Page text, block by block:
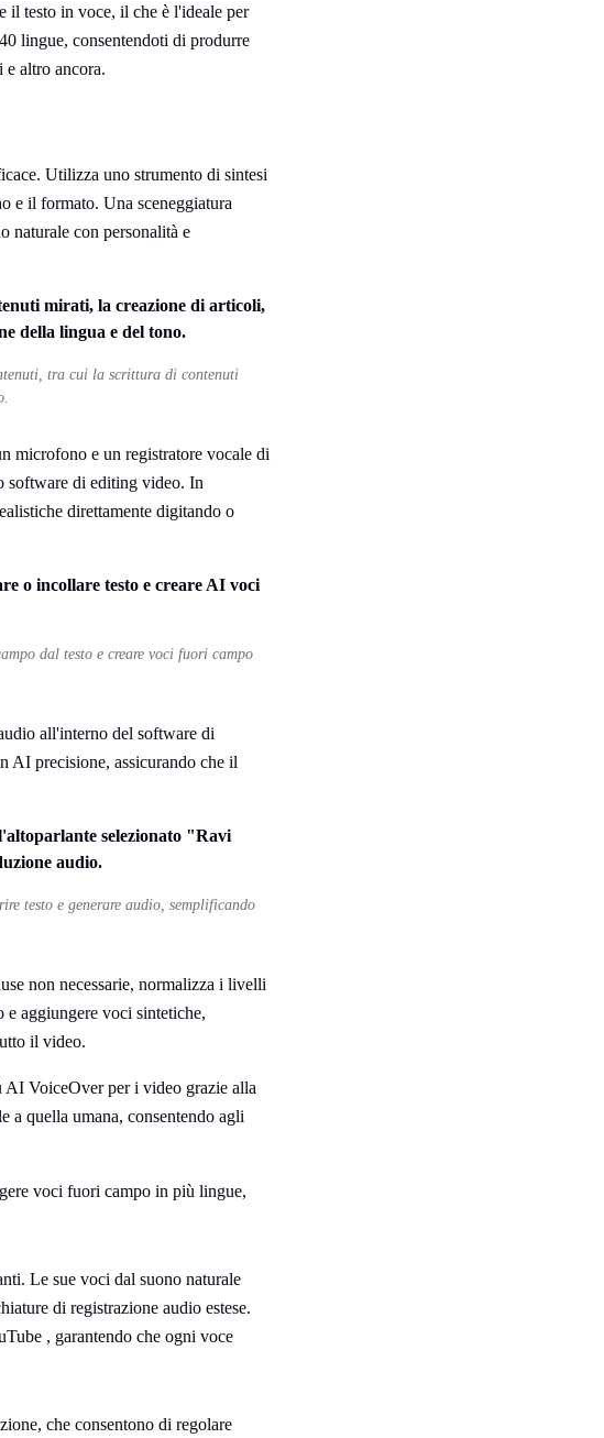
il testo in voce, il che è l'ideale per
lingue, consentendoti di produrre
altro ancora.
Utilizza uno strumento di sintesi
e il formato. Una sceneggiatura
naturale con personalità e
tra cui la scrittura di contenuti
microfono e un registratore vocale di
software di editing video. In
direttamente digitando o
dal testo e creare voci fuori campo
all'interno del software di
AI precisione, assicurando che il
testo e generare audio, semplificando
non necessarie, normalizza i livelli
aggiungere voci sintetiche,
il video.
AI VoiceOver per i video grazie alla
a quella umana, consentendo agli
voci fuori campo in più lingue,
Le sue voci dal suono naturale
di registrazione audio estese.
, garantendo che ogni voce
che consentono di regolare